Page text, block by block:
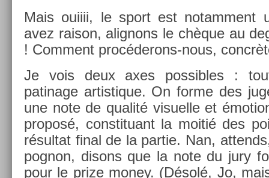
Mais ouiiii, le sport est notam­ment
avez raison, al­ig­nons le chèque au
! Com­ment procéderons-nous,
Je vois deux axes pos­sibles : tout
patinage ar­tistique. On forme des
une note de qualité visuel­le et
pro­posé, con­stituant la moitié des
résul­tat final de la par­tie. Nan,
pog­non, dis­ons que la note du jury
pour le prize money. (Désolé, Jo,